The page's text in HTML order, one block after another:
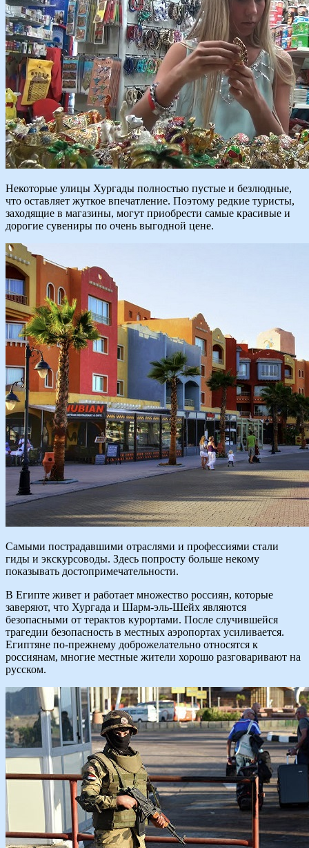
Некоторые улицы Хургады полностью пустые и безлюдные,
что оставляет жуткое впечатление. Поэтому редкие туристы,
заходящие в магазины, могут приобрести самые красивые и
дорогие сувениры по очень выгодной цене.
Самыми пострадавшими отраслями и профессиями стали
гиды и экскурсоводы. Здесь попросту больше некому
показывать достопримечательности.
В Египте живет и работает множество россиян, которые
заверяют, что Хургада и Шарм-эль-Шейх являются
безопасными от терактов курортами. После случившейся
трагедии безопасность в местных аэропортах усиливается.
Египтяне по-прежнему доброжелательно относятся к
россиянам, многие местные жители хорошо разговаривают на
русском.